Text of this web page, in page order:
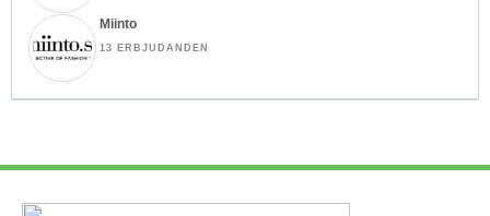
Miinto
13 ERBJUDANDEN